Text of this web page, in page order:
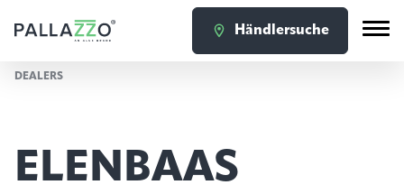
Händlersuche
DEALERS
ELENBAAS